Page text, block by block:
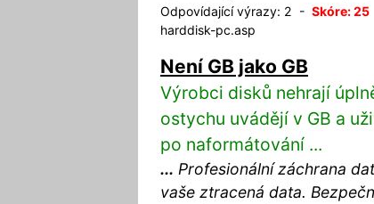
Odpovídající výrazy: 2 - Skóre: 25
harddisk-pc.asp
Není GB jako GB
Výrobci disků nehrají
ostychu uvádějí v GB a
po naformátování ...
... Profesionální záchrana
vaše ztracená data.